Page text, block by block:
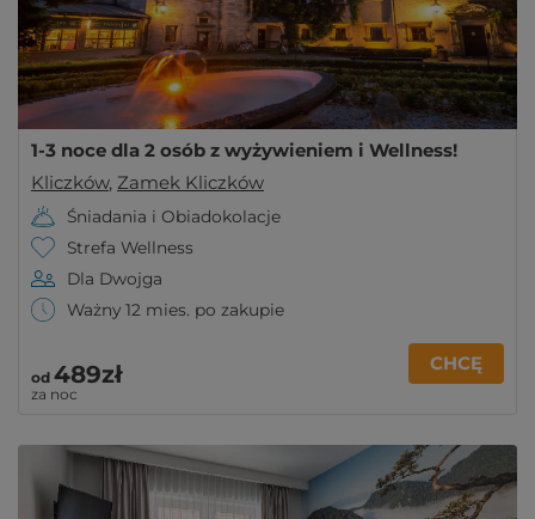
1-3 noce dla 2 osób z wyżywieniem i Wellness!
Kliczków, Zamek Kliczków
Śniadania i Obiadokolacje
Strefa Wellness
Dla Dwojga
Ważny 12 mies. po zakupie
od 489zł
za noc
CHCĘ